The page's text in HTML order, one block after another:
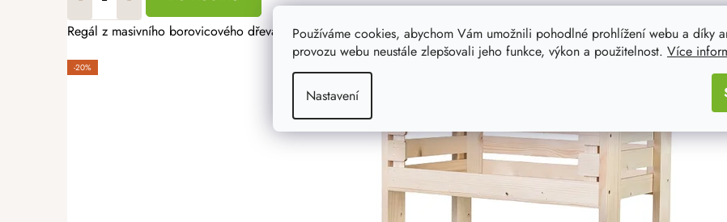
Používáme cookies, abychom Vám umožnili pohodlné prohlížení webu a díky
provozu webu neustále zlepšovali jeho funkce, výkon a použitelnost. Více
Nastavení
Regál z masivního borovicového dřeva je se svými rozměry 163 x 60 x 30 cm ideální pro uschování věcí v garáži, ale
-20%